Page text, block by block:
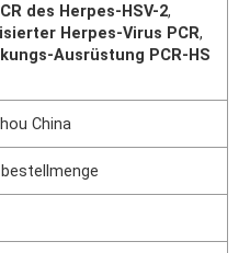
des Herpes-HSV-2,
Herpes-Virus PCR,
Ausrüstung PCR-HS
China